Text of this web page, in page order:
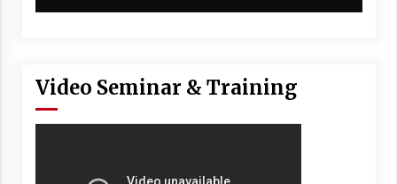
Video Seminar & Training